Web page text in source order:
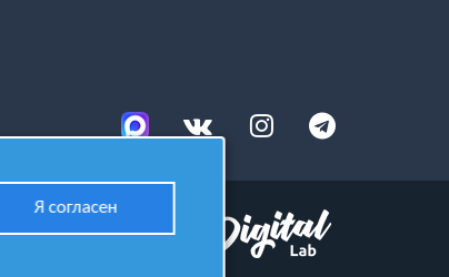
Разработано в студии
Я согласен